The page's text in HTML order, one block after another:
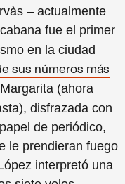
– actualmente
fue el primer
en la ciudad
sus números más
(ahora
disfrazada con
de periódico,
le prendieran fuego
ópez interpretó una